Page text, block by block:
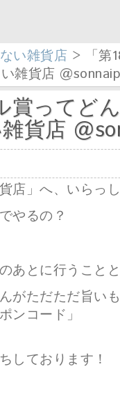
い雑貨店 > 「第
雑貨店 @sonnaip
賞ってど
貨店
店」へ、いらっ
やるの？
あとに行うこと
がただただ旨い
ンコード」
しております！